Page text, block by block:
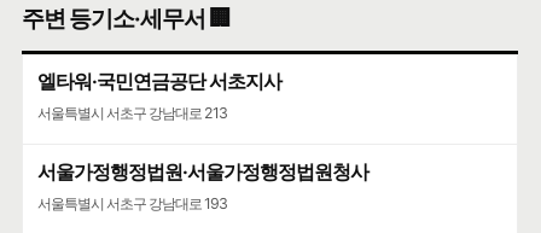
주변 등기소·세무서 🏢
엘타워·국민연금공단 서초지사
서울특별시 서초구 강남대로 213
서울가정행정법원·서울가정행정법원청사
서울특별시 서초구 강남대로 193